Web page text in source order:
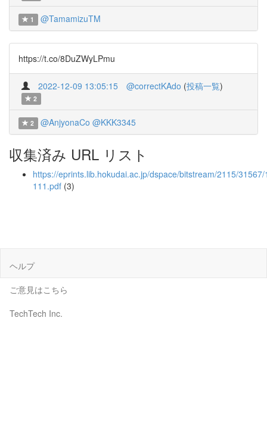
1 @TamamizuTM
https://t.co/8DuZWyLPmu
2022-12-09 13:05:15 @correctKAdo (投稿一覧)
2
2 @AnjyonaCo @KKK3345
収集済み URL リスト
https://eprints.lib.hokudai.ac.jp/dspace/bitstream/2115/
111.pdf (3)
ヘルプ
ご意見はこちら
TechTech Inc.